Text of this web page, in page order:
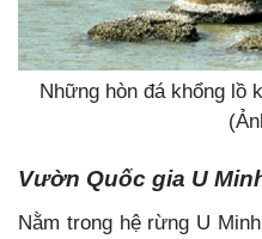
Những hòn đá khổng lồ
Vườn Quốc gia U
Nằm trong hệ rừng U